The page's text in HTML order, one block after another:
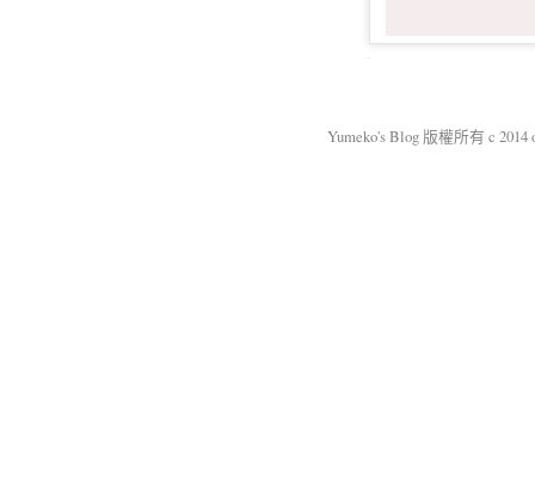
Yumeko's Blog 版權所有 c